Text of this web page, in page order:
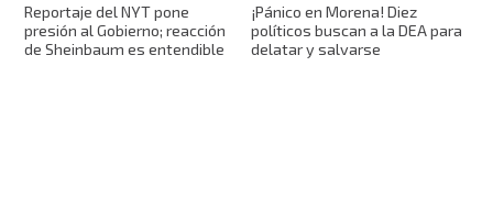
Reportaje del NYT pone
presión al Gobierno; reacción
de Sheinbaum es entendible
¡Pánico en Morena! Diez
políticos buscan a la DEA para
delatar y salvarse